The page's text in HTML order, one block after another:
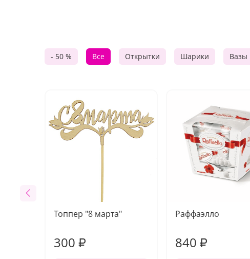
- 50 % Все Открытки Шарики Вазы
Топпер "8 марта"
300 ₽
Раффаэлло
840 ₽